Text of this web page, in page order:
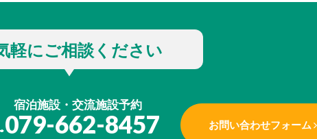
軽にご相談ください
宿泊施設・交流施設予約
079-662-8457 お問い合わせフォーム